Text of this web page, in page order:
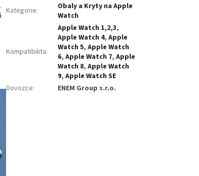
Kategorie:
Obaly a Kryty na Apple
Watch
Kompatibilita:
Apple Watch 1,2,3,
Apple Watch 4,Apple
Watch 5,Apple Watch
6,Apple Watch 7,Apple
Watch 8,Apple Watch
9,Apple Watch SE
Dovozce: ENEM Group s.r.o.